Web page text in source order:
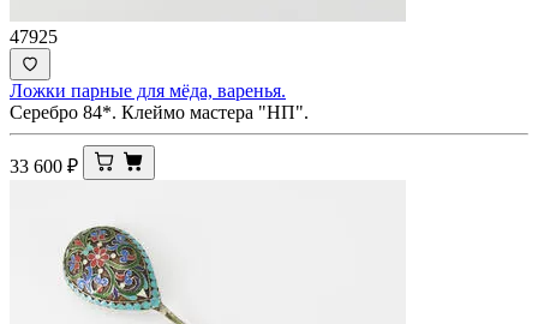
47925
Ложки парные для мёда, варенья.
Серебро 84*. Клеймо мастера "НП".
33 600 ₽